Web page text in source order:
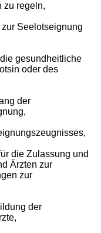
zu regeln,
Seelotseignung
gesundheitliche
oder des
der
die Zulassung und
Ärzten zur
zur
der